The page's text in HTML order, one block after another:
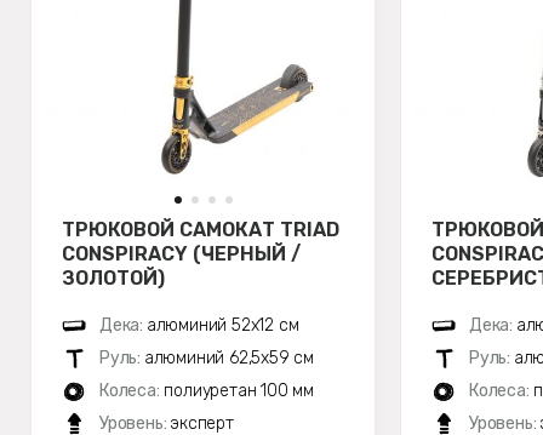
ТРЮКОВОЙ САМОКАТ TRIAD
CONSPIRACY (ЧЕРНЫЙ /
ЗОЛОТОЙ)
Дека: алюминий 52х12 см
Руль: алюминий 62,5х59 см
Колеса: полиуретан 100 мм
Уровень: эксперт
ТРЮКОВОЙ
Дека:
Руль:
Колеса:
Уровень: